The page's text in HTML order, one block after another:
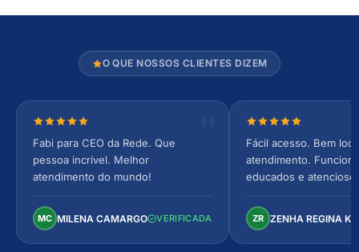
O QUE NOSSOS CLIENTES DIZEM
Nota 5 de 5 estrelas
Fabi para CEO da Rede. Que
pessoa incrível. Melhor
atendimento do mundo!
MC MILENA CAMARGO VERIFICADA
Nota 5 de 5
Fácil acesso. Bem
atendimento.
educados e
Perfeito!
ZR ZENHA REGINA